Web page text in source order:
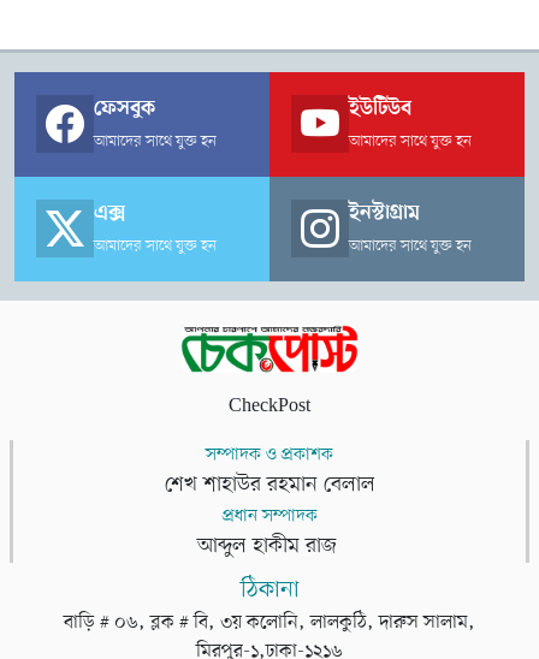
ফেসবুক
আমাদের সাথে যুক্ত হন
ইউটিউব
আমাদের সাথে যুক্ত হন
এক্স
আমাদের সাথে যুক্ত হন
ইনস্টাগ্রাম
আমাদের সাথে যুক্ত হন
CheckPost
সম্পাদক ও প্রকাশক
শেখ শাহাউর রহমান বেলাল
প্রধান সম্পাদক
আব্দুল হাকীম রাজ
ঠিকানা
বাড়ি # ০৬, ব্লক # বি, ৩য় কলোনি, লালকুঠি, দারুস সালাম,
মিরপুর-১,ঢাকা-১২১৬